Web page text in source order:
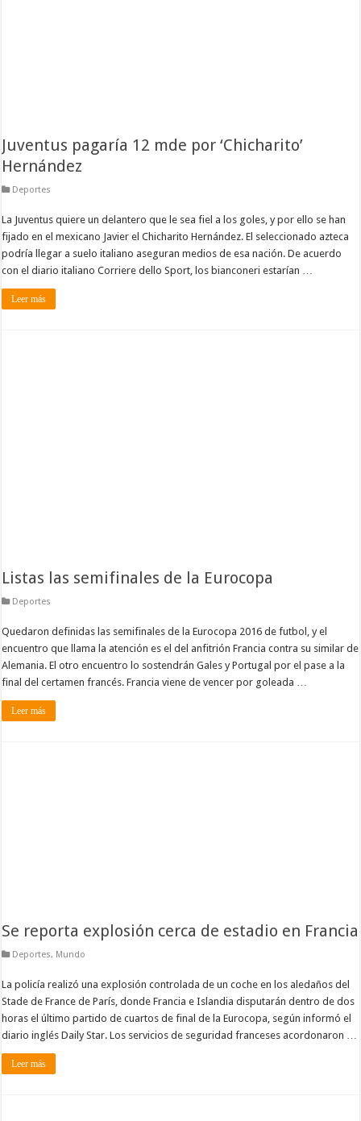
Juventus pagaría 12 mde por ‘Chicharito’
Hernández
Deportes
La Juventus quiere un delantero que le sea fiel a los goles, y por ello se han
fijado en el mexicano Javier el Chicharito Hernández. El seleccionado azteca
podría llegar a suelo italiano aseguran medios de esa nación. De acuerdo
con el diario italiano Corriere dello Sport, los bianconeri estarían …
Leer más
Listas las semifinales de la Eurocopa
Deportes
Quedaron definidas las semifinales de la Eurocopa 2016 de futbol, y el
encuentro que llama la atención es el del anfitrión Francia contra su similar de
Alemania. El otro encuentro lo sostendrán Gales y Portugal por el pase a la
final del certamen francés. Francia viene de vencer por goleada …
Leer más
Se reporta explosión cerca de estadio en Francia
Deportes, Mundo
La policía realizó una explosión controlada de un coche en los aledaños del
Stade de France de París, donde Francia e Islandia disputarán dentro de dos
horas el último partido de cuartos de final de la Eurocopa, según informó el
diario inglés Daily Star. Los servicios de seguridad franceses acordonaron …
Leer más